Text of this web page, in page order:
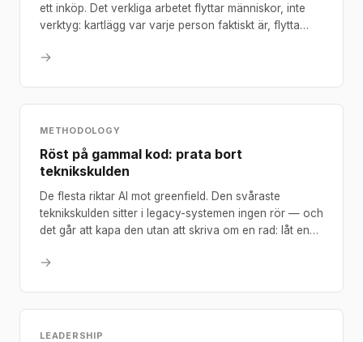
ett inköp. Det verkliga arbetet flyttar människor, inte
verktyg: kartlägg var varje person faktiskt är, flytta
domän, och bygg en portfölj i stället för att sälja
→
METHODOLOGY
Röst på gammal kod: prata bort
teknikskulden
De flesta riktar AI mot greenfield. Den svåraste
teknikskulden sitter i legacy-systemen ingen rör — och
det går att kapa den utan att skriva om en rad: låt en
mot kodbasen.
→
LEADERSHIP